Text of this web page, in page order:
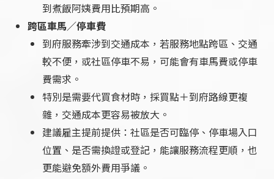
到煮飯阿姨費用比預期高。
跨區車馬／停車費
到府服務牽涉到交通成本，若服務地點跨區、交通
較不便，或社區停車不易，可能會有車馬費或停車
費需求。
特別是需要代買食材時，採買點＋到府路線更複
雜，交通成本更容易被放大。
建議雇主提前提供：社區是否可臨停、停車場入口
位置、是否需換證或登記，能讓服務流程更順，也
更能避免額外費用爭議。